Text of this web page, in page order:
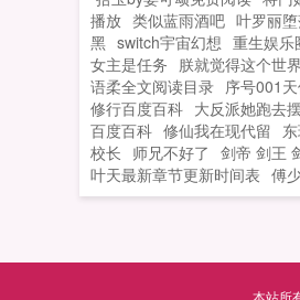
餮之力，
第三章开
病，共灭
始，别忘
播放 类似蓝雨酒吧 叶罗丽
黑 switch宇宙幻想 重生娱乐
女主是任务 朕就觉得这个世
语柔全文阅读目录 序号001
修行百度百科 大反派她跑去
百度百科 修仙我在现代留
校长 师兄不好了 剑帝 剑王
叶天最新章节更新时间表 傅
本站所